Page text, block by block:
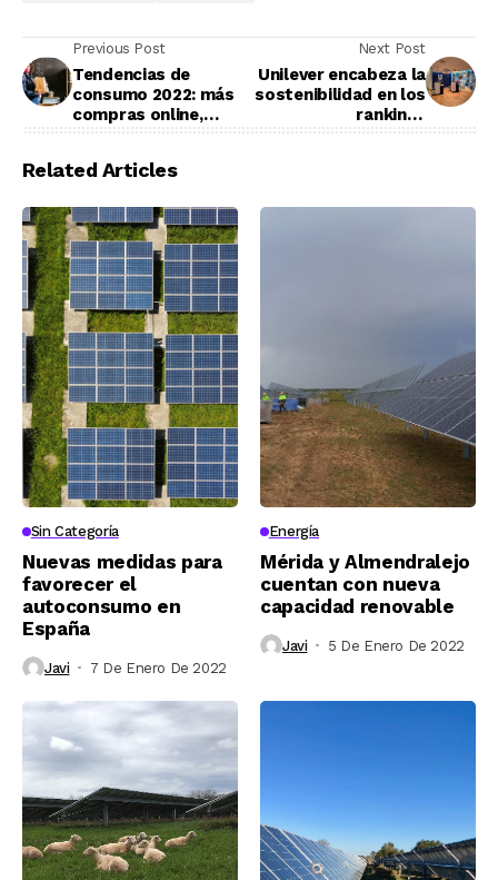
Previous Post
Tendencias de
consumo 2022: más
compras online,
Next Post
Unilever encabeza la
sostenibilidad en los
rankings
Related Articles
Sin Categoría
Nuevas medidas para
favorecer el
autoconsumo en
España
Javi 7 De Enero De 2022
Energía
Mérida y Almendralejo
cuentan con nueva
capacidad renovable
Javi 5 De Enero De 2022